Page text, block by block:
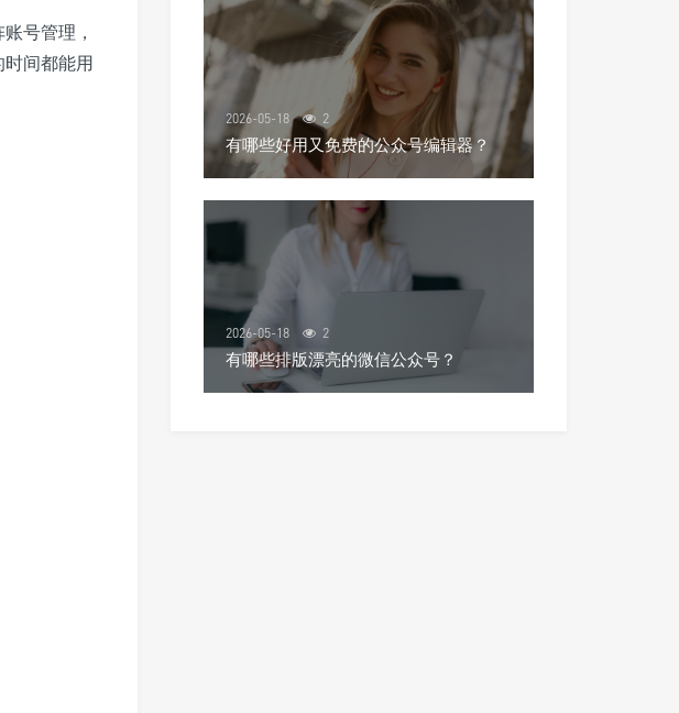
号管理，
间都能用
2026-05-18 2
有哪些好用又免费的公众号编辑器？
2026-05-18 2
有哪些排版漂亮的微信公众号？